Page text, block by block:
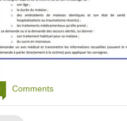
Comments